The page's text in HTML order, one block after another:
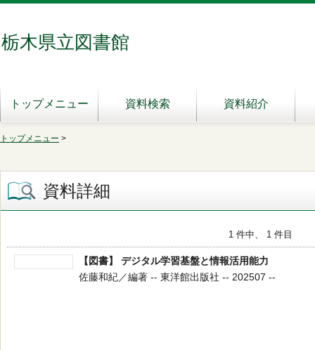
栃木県立図書館
トップメニュー 資料検索 資料紹介
トップメニュー >
資料詳細
1 件中、 1 件目
【図書】 デジタル学習基盤と情報活用能力
佐藤和紀／編著 -- 東洋館出版社 -- 202507 --